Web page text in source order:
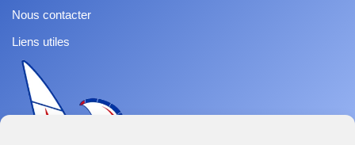
Nous contacter
Liens utiles